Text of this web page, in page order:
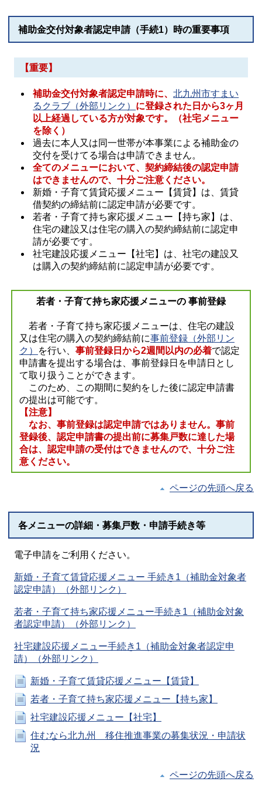
補助金交付対象者認定申請（手続1）時の重要事項
【重要】
補助金交付対象者認定申請時に、北九州市すまい
るクラブ（外部リンク） に登録された日から3ヶ月
以上経過している方が対象です。（社宅メニュー
を除く）
過去に本人又は同一世帯が本事業による補助金の
交付を受けてる場合は申請できません。
全てのメニューにおいて、契約締結後の認定申請
はできませんので、十分ご注意ください。
新婚・子育て賃貸応援メニュー【賃貸】は、賃貸
借契約の締結前に認定申請が必要です。
若者・子育て持ち家応援メニュー【持ち家】は、
住宅の建設又は住宅の購入の契約締結前に認定申
請が必要です。
社宅建設応援メニュー【社宅】は、社宅の建設又
は購入の契約締結前に認定申請が必要です。
若者・子育て持ち家応援メニューの 事前登録
若者・子育て持ち家応援メニューは、住宅の建設
又は住宅の購入の契約締結前に事前登録（外部リン
ク）
を行い、 事前登録日から2週間以内の必着で認定
申請書を提出する場合は、事前登録日を申請日とし
て取り扱うことができます。
このため、この期間に契約をした後に認定申請書
の提出は可能です。
【注意】
なお、事前登録は認定申請ではありません。事前
登録後、認定申請書の提出前に募集戸数に達した場
合は、認定申請の受付はできませんので、十分ご注
意ください。
ページの先頭へ戻る
各メニューの詳細・募集戸数・申請手続き等
電子申請をご利用ください。
新婚・子育て賃貸応援メニュー 手続き1（補助金対象者
認定申請）（外部リンク）
若者・子育て持ち家応援メニュー手続き1（補助金対象
者認定申請）（外部リンク）
社宅建設応援メニュー手続き1（補助金対象者認定申
請）（外部リンク）
新婚・子育て賃貸応援メニュー【賃貸】
若者・子育て持ち家応援メニュー【持ち家】
社宅建設応援メニュー【社宅】
住むなら北九州 移住推進事業の募集状況・申請状
況
ページの先頭へ戻る